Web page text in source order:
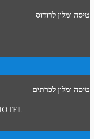
טיסה ומלון לרודוס
טיסה ומלון לכרתים